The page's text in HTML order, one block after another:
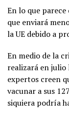
En lo que
que enviará
la UE debido a
En medio de la
realizará en julio
expertos creen
vacunar a sus
siquiera podría